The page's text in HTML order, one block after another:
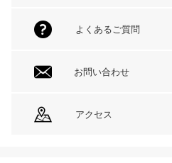
よくあるご質問
お問い合わせ
アクセス